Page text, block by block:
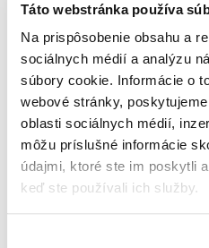
Táto webstránka používa
Na prispôsobenie obsahu a
sociálnych médií a analýzu
súbory cookie. Informácie o
webové stránky,
oblasti sociálnych médií,
môžu príslušné informácie
údajmi, ktoré ste im poskytli
keď ste používali ich služby.
Vyvinuté v spolupráci s
kožu a astmu
Ocenené certifikátom
- Hrúbka 2 mm
- Dĺžka 155 mm
Zloženie:
Mäkká a priedušná
sviežosti.
Prírodné celulózové
Beggs Kids Vitamin D3
400 IU BIO Olive Oil (30
ml)
Skladom
14,90 €